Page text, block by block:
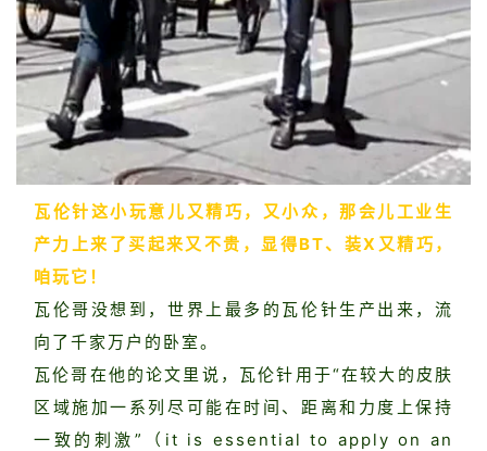
瓦伦针这小玩意儿又精巧，又小众，那会儿工业生
产力上来了买起来又不贵，显得BT、装X又精巧，
咱玩它！
瓦伦哥没想到，世界上最多的瓦伦针生产出来，流
向了千家万户的卧室。
瓦伦哥在他的论文里说，瓦伦针用于“在较大的皮肤
区域施加一系列尽可能在时间、距离和力度上保持
一致的刺激”（it is essential to apply on an